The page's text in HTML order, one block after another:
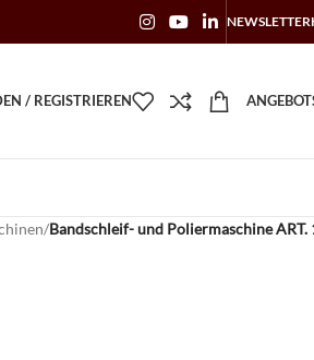
NEWSLETTER
/ REGISTRIEREN
/Bandschleif- und Poliermaschine ART.